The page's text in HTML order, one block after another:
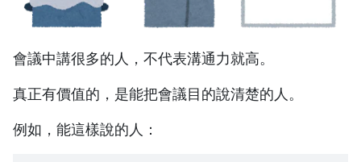
會議中講很多的人，不代表溝通力就高。
真正有價值的，是能把會議目的說清楚的人。
例如，能這樣說的人：